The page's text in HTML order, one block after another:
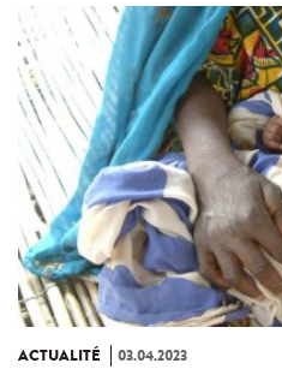
ACTUALITÉ 03.04.2023